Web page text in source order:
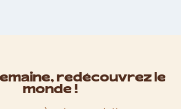
redécouvrez le
monde !